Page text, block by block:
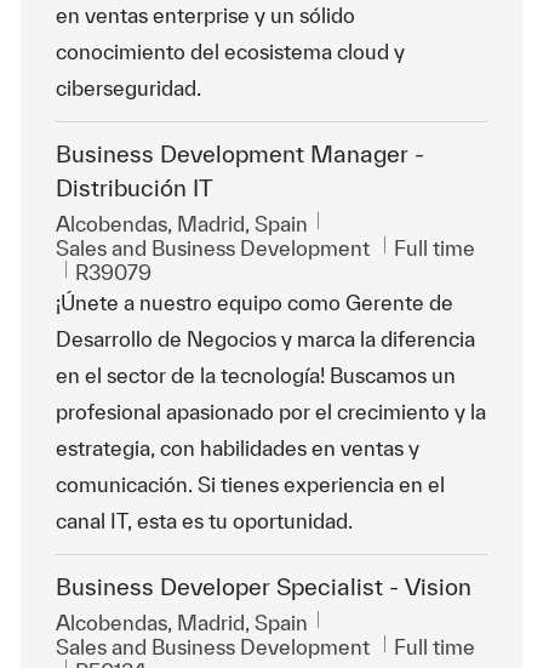
en ventas enterprise y un sólido
conocimiento del ecosistema cloud y
ciberseguridad.
Business Development Manager -
Distribución IT
Location
Alcobendas, Madrid, Spain
Category
Sales and Business Development Job Type
Full time
ReqId
R39079
¡Únete a nuestro equipo como Gerente de
Desarrollo de Negocios y marca la diferencia
en el sector de la tecnología! Buscamos un
profesional apasionado por el crecimiento y la
estrategia, con habilidades en ventas y
comunicación. Si tienes experiencia en el
canal IT, esta es tu oportunidad.
Business Developer Specialist - Vision
Location
Alcobendas, Madrid, Spain
Category
Sales and Business Development Job Type
Full time